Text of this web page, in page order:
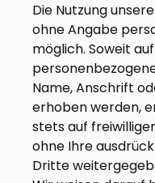
Die Nutzung
ohne Angabe
möglich. Soweit
Name, Anschrift
erhoben werden,
stets auf
ohne Ihre
Dritte